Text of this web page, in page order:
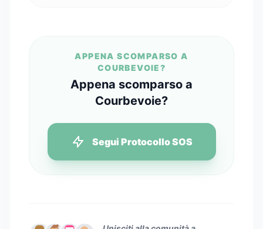
APPENA SCOMPARSO A
COURBEVOIE?
Appena scomparso a
Courbevoie?
Segui Protocollo SOS